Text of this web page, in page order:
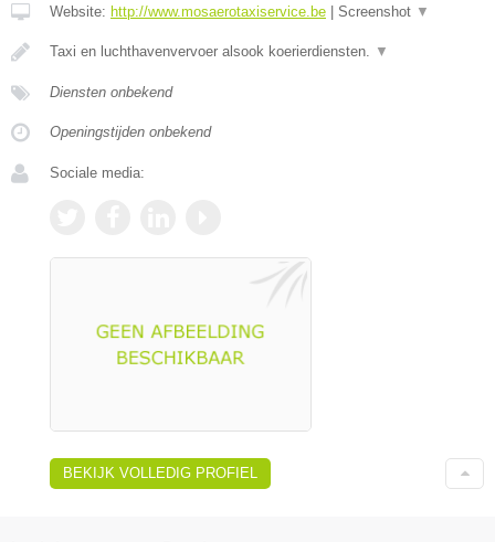
Website: http://www.mosaerotaxiservice.be | Screenshot ▼
Taxi en luchthavenvervoer alsook koerierdiensten. ▼
Diensten onbekend
Openingstijden onbekend
Sociale media:
BEKIJK VOLLEDIG PROFIEL